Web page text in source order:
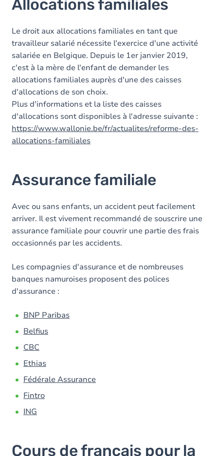
Allocations familiales
Le droit aux allocations familiales en tant que
travailleur salarié nécessite l'exercice d'une activité
salariée en Belgique. Depuis le 1er janvier 2019,
c'est à la mère de l'enfant de demander les
allocations familiales auprès d'une des caisses
d'allocations de son choix.
Plus d'informations et la liste des caisses
d'allocations sont disponibles à l'adresse suivante :
https://www.wallonie.be/fr/actualites/reforme-des-
allocations-familiales
Assurance familiale
Avec ou sans enfants, un accident peut facilement
arriver. Il est vivement recommandé de souscrire une
assurance familiale pour couvrir une partie des frais
occasionnés par les accidents.
Les compagnies d'assurance et de nombreuses
banques namuroises proposent des polices
d'assurance :
BNP Paribas
Belfius
CBC
Ethias
Fédérale Assurance
Fintro
ING
Cours de français pour la